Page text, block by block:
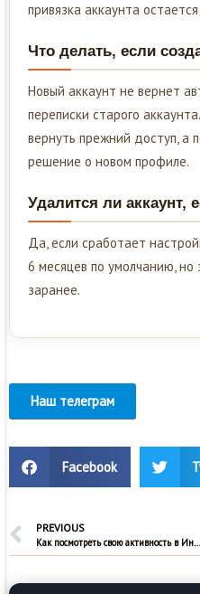
привязка аккаунта
Что делать, если
Новый аккаунт не вернет
переписки старого
вернуть прежний доступ, а
решение о новом профиле.
Удалится ли аккаунт,
Да, если сработает
6 месяцев по умолчанию,
заранее.
Наш телеграм
Facebook
PREVIOUS
Как посмотреть свою активность в Инстаграм